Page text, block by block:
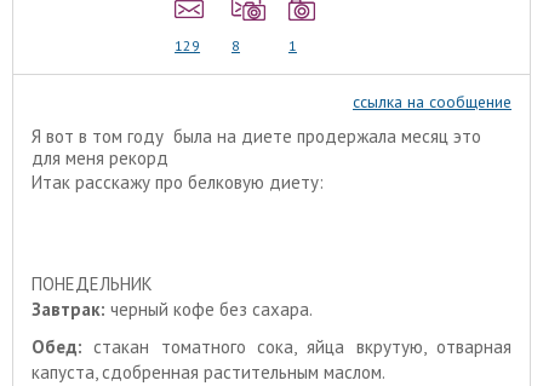
129 8 1
ссылка на сообщение
Я вот в том году была на диете продержала месяц это
для меня рекорд
Итак расскажу про белковую диету:
ПОНЕДЕЛЬНИК
Завтрак: черный кофе без сахара.
Обед: стакан томатного сока, яйца вкрутую, отварная
капуста, сдобренная растительным маслом.